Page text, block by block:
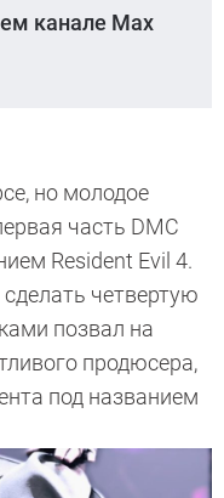
канале Max
но молодое
часть DMC
Resident Evil 4.
четвертую
позвал на
продюсера,
под названием